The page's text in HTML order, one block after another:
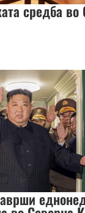
средба во